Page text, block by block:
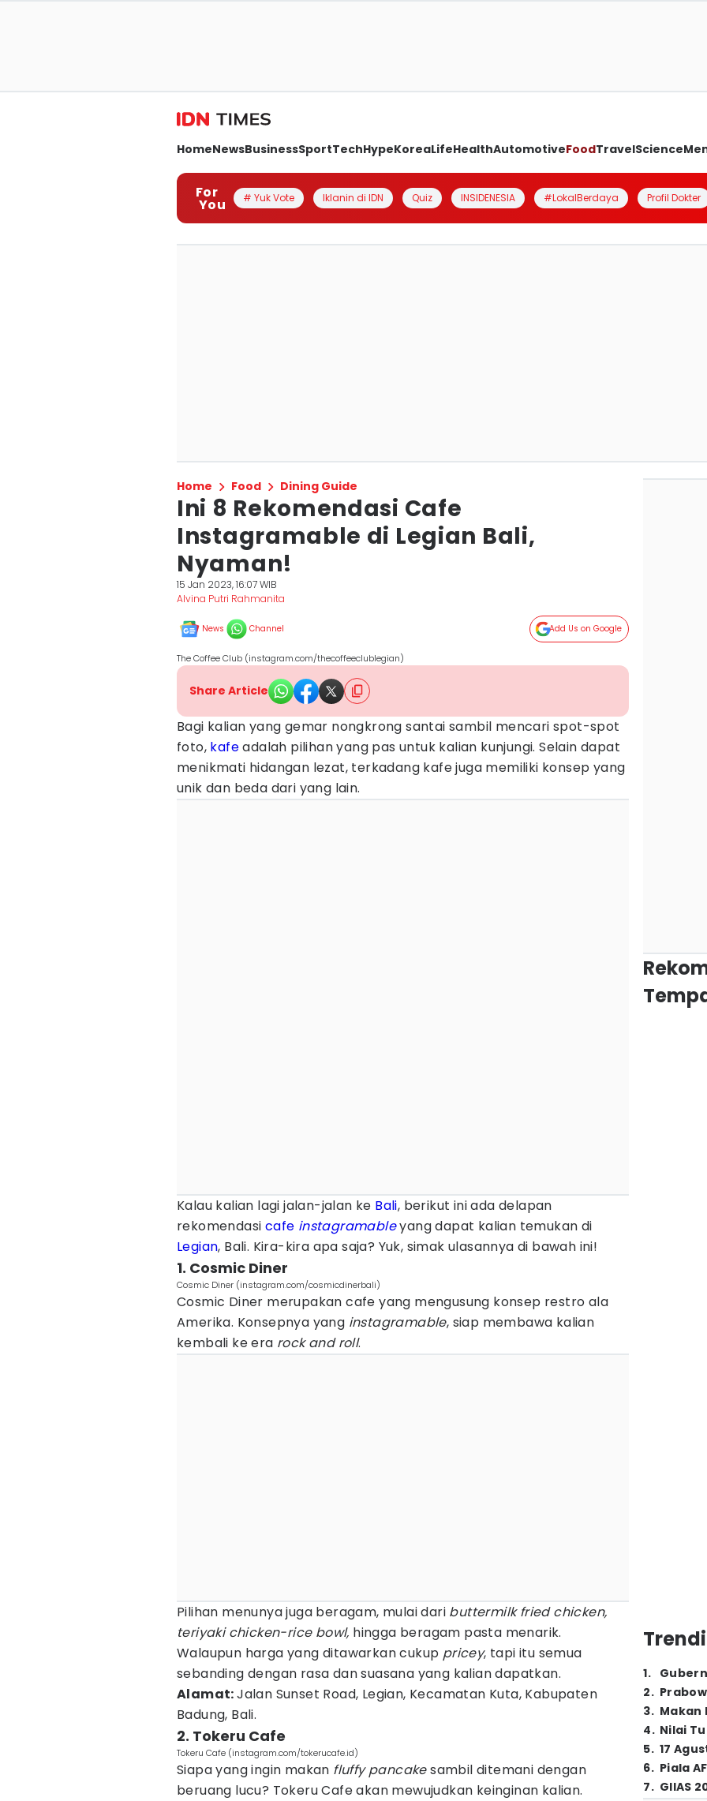
HomeNewsBusinessSportTechHypeKoreaLifeHealthAutomotiveFoodTravelScience
For
You # Yuk Vote Iklanin di IDN Quiz INSIDENESIA #LokalBerdaya Profil Dokter
Home Food Dining Guide
Ini 8 Rekomendasi Cafe
Instagramable di Legian Bali,
Nyaman!
15 Jan 2023, 16:07 WIB
Alvina Putri Rahmanita
News Channel Add Us on Google
The Coffee Club (instagram.com/thecoffeeclublegian)
Share Article
Bagi kalian yang gemar nongkrong santai sambil mencari spot-spot
foto, kafeadalah pilihan yang pas untuk kalian kunjungi. Selain dapat
menikmati hidangan lezat, terkadang kafe juga memiliki konsep yang
unik dan beda dari yang lain.
Kalau kalian lagi jalan-jalan ke Bali, berikut ini ada delapan
rekomendasi cafe instagramableyang dapat kalian temukan di
Legian, Bali. Kira-kira apa saja? Yuk, simak ulasannya di bawah ini!
1. Cosmic Diner
Cosmic Diner (instagram.com/cosmicdinerbali)
Cosmic Diner merupakan cafe yang mengusung konsep restro ala
Amerika. Konsepnya yang instagramable, siap membawa kalian
kembali ke era rock and roll.
Pilihan menunya juga beragam, mulai dari buttermilk fried chicken,
teriyaki chicken-rice bowl, hingga beragam pasta menarik.
Walaupun harga yang ditawarkan cukup pricey, tapi itu semua
sebanding dengan rasa dan suasana yang kalian dapatkan.
Alamat:Jalan Sunset Road, Legian, Kecamatan Kuta, Kabupaten
Badung, Bali.
2. Tokeru Cafe
Tokeru Cafe (instagram.com/tokerucafe.id)
Siapa yang ingin makan fluffy pancakesambil ditemani dengan
beruang lucu? Tokeru Cafe akan mewujudkan keinginan kalian.
1.
2.
3. Makan
4. Nilai
5. 17
6. Piala
7. GIIAS